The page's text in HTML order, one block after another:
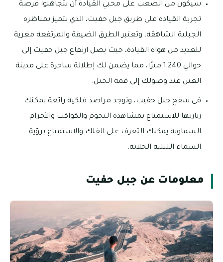
سيكون من الصعب على محبي القيادة أن يتجاهلوا فرصة
تجربة القيادة على طريق جبل حفيت، الذي يتميز بمناظره
الجبلية الشاهقة، وتعتبر الطرق الضيقة والمرتفعة مغرية
للعديد من هواة القيادة، حيث يصل ارتفاع جبل حفيت إلى
حوالي 1,240 مترًا، مما يضمن لك إطلالة ساحرة على مدينة
العين عند وصولك إلى قمة الجبل.
في سفح جبل حفيت، وتوجد مراصد فلكية رائعة يمكنك
زيارتها للاستمتاع بمشاهدة النجوم والكواكب والأجرام
السماوية يمكنك التعرف على الفلك والاستمتاع برؤية
السماء الليلية الخلابة.
معلومات عن جبل حفيت